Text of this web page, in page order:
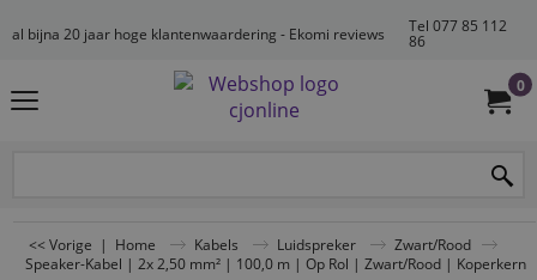
al bijna 20 jaar hoge klantenwaardering - Ekomi reviews
Tel 077 85 112
86
0
<< Vorige | Home Kabels Luidspreker
Zwart/Rood
Speaker-Kabel | 2x 2,50 mm² | 100,0 m | Op Rol | Zwart/Rood | Koperkern